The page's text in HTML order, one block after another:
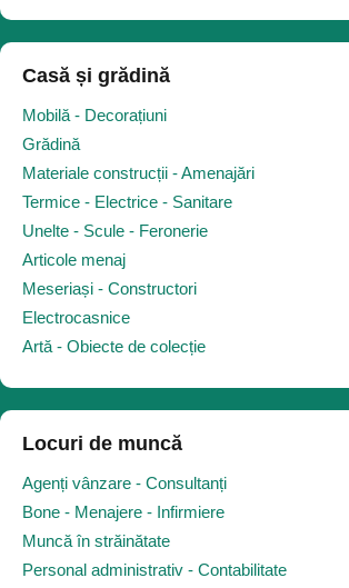
Casă și grădină
Mobilă - Decorațiuni
Grădină
Materiale construcții - Amenajări
Termice - Electrice - Sanitare
Unelte - Scule - Feronerie
Articole menaj
Meseriași - Constructori
Electrocasnice
Artă - Obiecte de colecție
Locuri de muncă
Agenți vânzare - Consultanți
Bone - Menajere - Infirmiere
Muncă în străinătate
Personal administrativ - Contabilitate